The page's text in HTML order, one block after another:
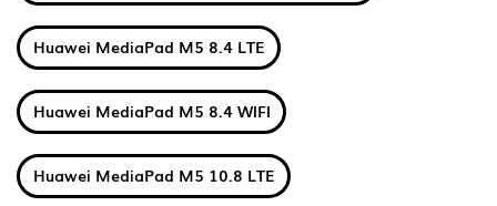
Huawei MediaPad M5 8.4 LTE
Huawei MediaPad M5 8.4 WIFI
Huawei MediaPad M5 10.8 LTE